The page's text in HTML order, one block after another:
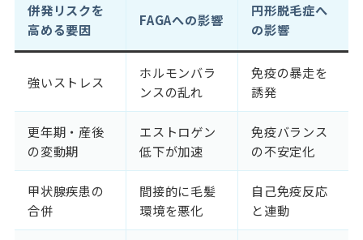
併発リスクを
高める要因
FAGAへの影響
円形脱毛症へ
の影響
強いストレス
ホルモンバラ
ンスの乱れ
免疫の暴走を
誘発
更年期・産後
の変動期
エストロゲン
低下が加速
免疫バランス
の不安定化
甲状腺疾患の
合併
間接的に毛髪
環境を悪化
自己免疫反応
と連動